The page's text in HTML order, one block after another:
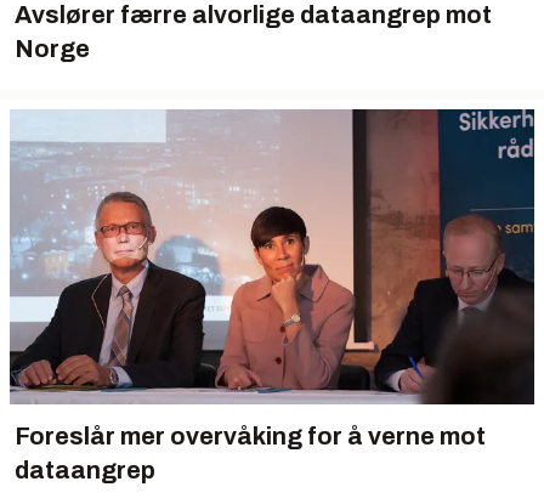
Avslører færre alvorlige dataangrep mot
Norge
Foreslår mer overvåking for å verne mot
dataangrep